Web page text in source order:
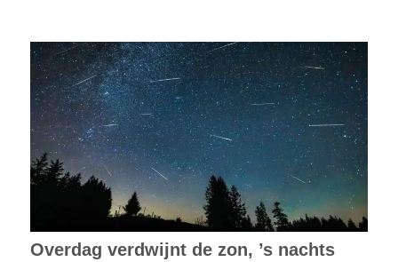
Overdag verdwijnt de zon, ’s nachts